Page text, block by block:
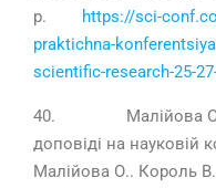
p.
https://sci-
praktichna-
scientific-research-25-
40. Малійова
доповіді на
Малійова О.. Король